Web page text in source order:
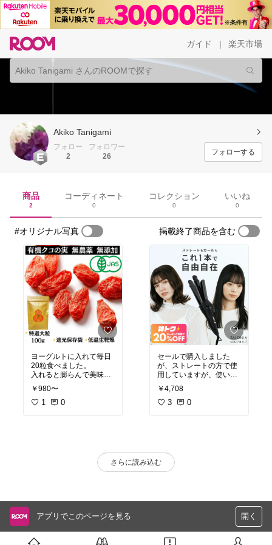
ガイド 楽天市場
Akiko Tanigami
フォロー
2
フォロワー
26
フォローする
商品
2
コーディネート
0
コレクション
0
いいね
0
#オリジナル写真 掲載終了商品を含む
ヨーグルトに入れて毎日
20粒食べました。
入れると膨らんで美味し
い！
そのままでもおいしく
て、気力が戻ってきた気
￥980〜
1 0
セールで購入しました
が、ストレートの方で使
用していますが、使いや
すくすぐに使いこなせま
した。とてもよかったで
す。満足しています。
￥4,708
3 0
さらに読み込む
アプリでこのページを見る 開く